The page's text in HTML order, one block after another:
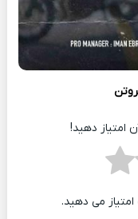
امتیاز دهید!
می دهید.